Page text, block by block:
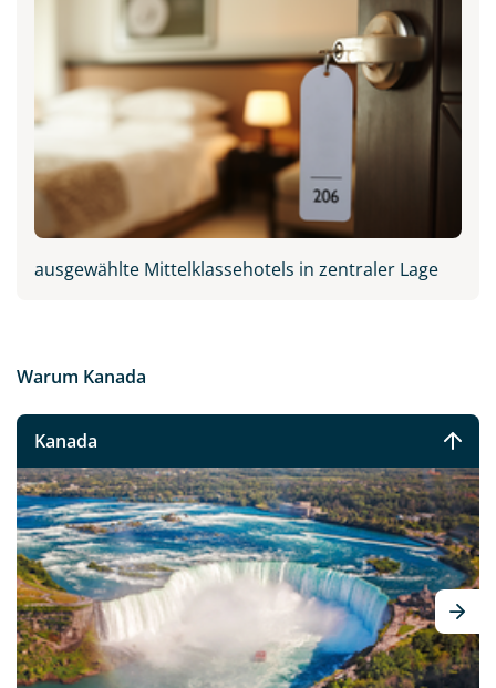
ausgewählte Mittelklassehotels in zentraler Lage
Warum Kanada
Kanada